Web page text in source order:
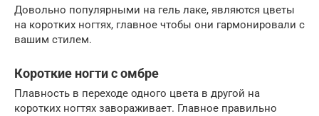
Довольно популярными на гель лаке, являются цветы
на коротких ногтях, главное чтобы они гармонировали с
вашим стилем.
Короткие ногти с омбре
Плавность в переходе одного цвета в другой на
коротких ногтях завораживает. Главное правильно